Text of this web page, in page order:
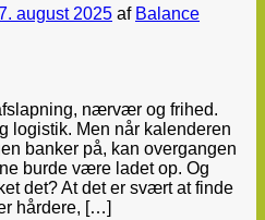
august 2025 af Balance
nærvær og frihed.
logistik. Men når kalenderen
banker på, kan overgangen
burde være ladet op. Og
det? At det er svært at finde
hårdere, […]